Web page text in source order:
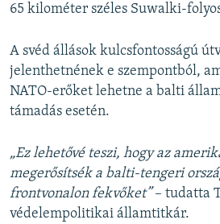
65 kilométer széles Suwalki-
A svéd állások kulcsfontosságú
jelenthetnének e szempontból,
NATO-erőket lehetne a balti
támadás esetén.
„Ez lehetővé teszi, hogy az
megerősítsék a balti-tengeri
frontvonalon fekvőket”– tudatta
védelempolitikai államtitkár.